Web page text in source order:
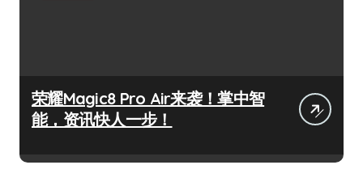
荣耀Magic8 Pro Air来袭！掌中智
能，资讯快人一步！